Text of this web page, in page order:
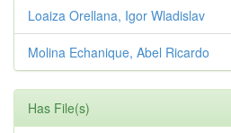
Loaiza Orellana, Igor Wladislav
Molina Echanique, Abel Ricardo
Has File(s)